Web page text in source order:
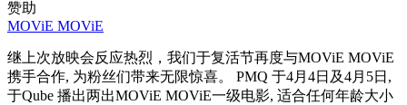
赞助
MOViE MOViE
继上次放映会反应热烈，我们于复活节再度与MOViE MOViE
携手合作, 为粉丝们带来无限惊喜。 PMQ 于4月4日及4月5日,
于Qube 播出两出MOViE MOViE一级电影, 适合任何年龄大小